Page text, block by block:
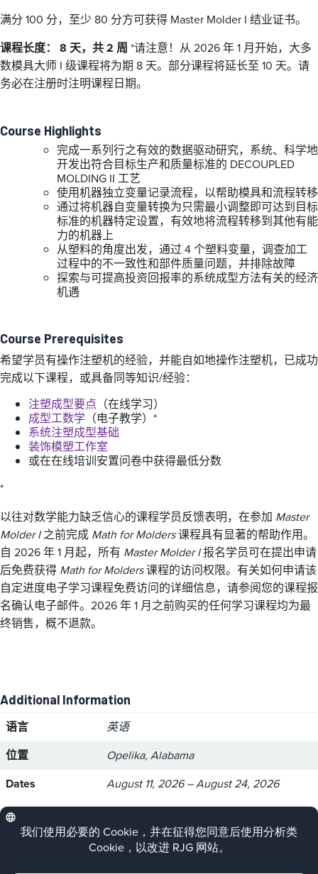
满分 100 分，至少 80 分方可获得 Master Molder I 结业证书。
课程长度： 8 天，共 2 周 *请注意！从 2026 年 1 月开始，大多
数模具大师 I 级课程将为期 8 天。部分课程将延长至 10 天。请
务必在注册时注明课程日期。
Course Highlights
完成一系列行之有效的数据驱动研究，系统、科学地
开发出符合目标生产和质量标准的 DECOUPLED
MOLDING II 工艺
使用机器独立变量记录流程，以帮助模具和流程转移
通过将机器自变量转换为只需最小调整即可达到目标
标准的机器特定设置，有效地将流程转移到其他有能
力的机器上
从塑料的角度出发，通过 4 个塑料变量，调查加工
过程中的不一致性和部件质量问题，并排除故障
探索与可提高投资回报率的系统成型方法有关的经济
机遇
Course Prerequisites
希望学员有操作注塑机的经验，并能自如地操作注塑机，已成功
完成以下课程，或具备同等知识/经验：
注塑成型要点 （在线学习）
成型工数学 （电子教学）*
系统注塑成型基础
装饰模塑工作室
或在在线培训安置问卷中获得最低分数
*
以往对数学能力缺乏信心的课程学员反馈表明，在参加 Master
Molder I之前完成 Math for Molders课程具有显著的帮助作用。
自 2026 年 1 月起，所有 Master Molder I报名学员可在提出申请
后免费获得 Math for Molders课程的访问权限。有关如何申请该
自定进度电子学习课程免费访问的详细信息，请参阅您的课程报
名确认电子邮件。2026 年 1 月之前购买的任何学习课程均为最
终销售，概不退款。
Additional Information
语言
英语
位置
Opelika, Alabama
Dates
August 11, 2026 – August 24, 2026
Please click on the purple button below to
register for this course.